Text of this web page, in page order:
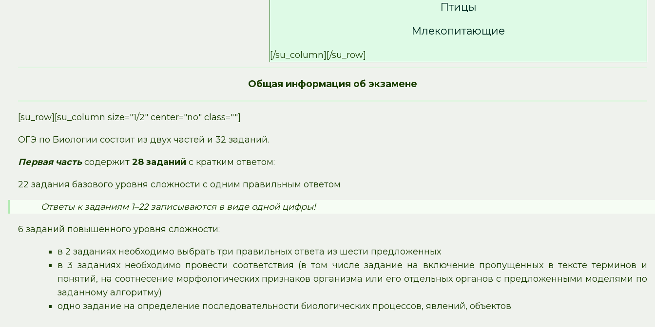
Птицы
Млекопитающие
[/su_column][/su_row]
Общая информация об экзамене
[su_row][su_column size="1/2" center="no" class=""]
ОГЭ по Биологии состоит из двух частей и 32 заданий.
Первая частьсодержит 28 заданий с кратким ответом:
22 задания базового уровня сложности с одним правильным ответом
Ответы к заданиям 1–22 записываются в виде одной цифры!
6 заданий повышенного уровня сложности:
в 2 заданиях необходимо выбрать три правильных ответа из шести предложенных
в 3 заданиях необходимо провести соответствия (в том числе задание на включение пропущенных в тексте терминов и
понятий, на соотнесение морфологических признаков организма или его отдельных органов с предложенными моделями по
заданному алгоритму)
одно задание на определение последовательности биологических процессов, явлений, объектов